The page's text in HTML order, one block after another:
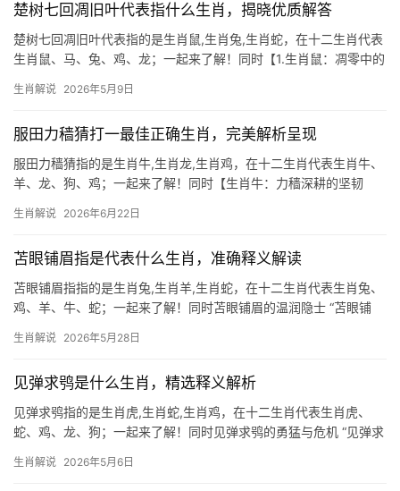
楚树七回凋旧叶代表指什么生肖，揭晓优质解答
楚树七回凋旧叶代表指的是生肖鼠,生肖兔,生肖蛇，在十二生肖代表
生肖鼠、马、兔、鸡、龙；一起来了解！同时【1.生肖鼠：凋零中的
年对生肖鼠而言，恰逢“太阴星”临照，事业上恐遭小人作梗，项目易
生肖解说 2026年5月9日
服田力穑猜打一最佳正确生肖，完美解析呈现
服田力穑猜指的是生肖牛,生肖龙,生肖鸡，在十二生肖代表生肖牛、
羊、龙、狗、鸡；一起来了解！同时【生肖牛：力穑深耕的坚韧
年生人骨子里刻着勤勉，2026年逢“天乙贵人”加持，事业虽偶遇团
生肖解说 2026年6月22日
苫眼铺眉指是代表什么生肖，准确释义解读
苫眼铺眉指指的是生肖兔,生肖羊,生肖蛇，在十二生肖代表生肖兔、
鸡、羊、牛、蛇；一起来了解！同时苫眼铺眉的温润隐士 “苫眼铺
为贴合。生肖兔天生细腻敏感，遇事常以退为进，犹如草丛中静伏
生肖解说 2026年5月28日
见弹求鸮是什么生肖，精选释义解析
见弹求鸮指的是生肖虎,生肖蛇,生肖鸡，在十二生肖代表生肖虎、
蛇、鸡、龙、狗；一起来了解！同时见弹求鸮的勇猛与危机 “见弹求
急于求成，这一成语与生肖虎的性情极为契合——虎威猛果敢，却
生肖解说 2026年5月6日